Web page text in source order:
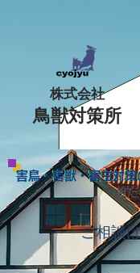
株式会社
鳥獣対策所
害鳥・害獣・害虫対策
害鳥・害獣・害虫対
獣た
ご相談